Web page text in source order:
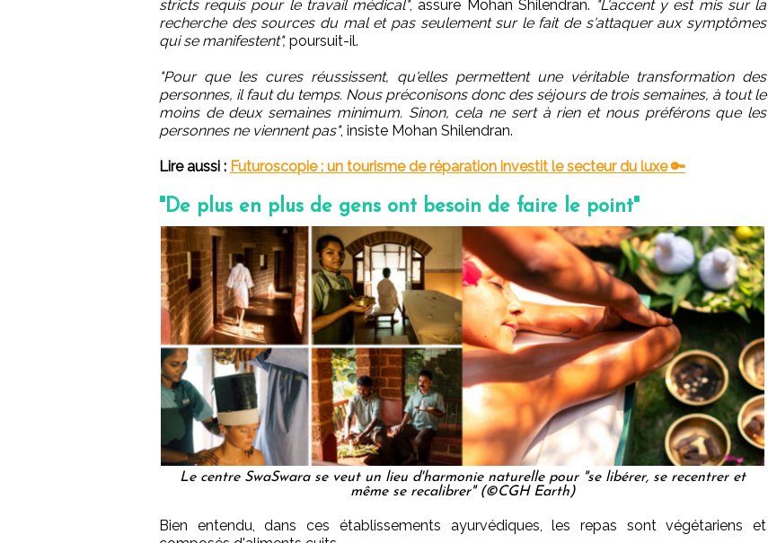
stricts requis pour le travail médical", assure Mohan Shilendran. "L'accent y est mis sur la
recherche des sources du mal et pas seulement sur le fait de s'attaquer aux symptômes
qui se manifestent", poursuit-il.
"Pour que les cures réussissent, qu'elles permettent une véritable transformation des
personnes, il faut du temps. Nous préconisons donc des séjours de trois semaines, à tout le
moins de deux semaines minimum. Sinon, cela ne sert à rien et nous préférons que les
personnes ne viennent pas", insiste Mohan Shilendran.
Lire aussi : Futuroscopie : un tourisme de réparation investit le secteur du luxe 🔑
"De plus en plus de gens ont besoin de faire le point"
Le centre SwaSwara se veut un lieu d'harmonie naturelle pour "se libérer, se recentrer et
même se recalibrer" (©CGH Earth)
Bien entendu, dans ces établissements ayurvédiques, les repas sont végétariens et